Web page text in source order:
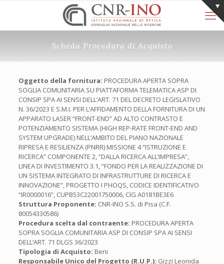
Scheda Procedura di Acquisto
Oggetto della fornitura: PROCEDURA APERTA SOPRA
SOGLIA COMUNITARIA SU PIATTAFORMA TELEMATICA ASP DI
CONSIP SPA AI SENSI DELL’ART. 71 DEL DECRETO LEGISLATIVO
N. 36/2023 E S.M.I. PER L’AFFIDAMENTO DELLA FORNITURA DI UN
APPARATO LASER “FRONT-END” AD ALTO CONTRASTO E
POTENZIAMENTO SISTEMA (HIGH REP-RATE FRONT-END AND
SYSTEM UPGRADE) NELL’AMBITO DEL PIANO NAZIONALE
RIPRESA E RESILIENZA (PNRR) MISSIONE 4 “ISTRUZIONE E
RICERCA” COMPONENTE 2, “DALLA RICERCA ALL’IMPRESA”,
LINEA DI INVESTIMENTO 3.1, “FONDO PER LA REALIZZAZIONE DI
UN SISTEMA INTEGRATO DI INFRASTRUTTURE DI RICERCA E
INNOVAZIONE”, PROGETTO I PHOQS, CODICE IDENTIFICATIVO
“IR0000016”, CUPB53C22001750006, CIG A0181BE3E6
Struttura Proponente: CNR-INO S.S. di Pisa (C.F.
80054330586)
Procedura scelta dal contraente: PROCEDURA APERTA
SOPRA SOGLIA COMUNITARIA ASP DI CONSIP SPA AI SENSI
DELL’ART. 71 DLGS 36/2023
Tipologia di Acquisto: Beni
Responsabile Unico del Progetto (R.U.P.): Gizzi Leonida